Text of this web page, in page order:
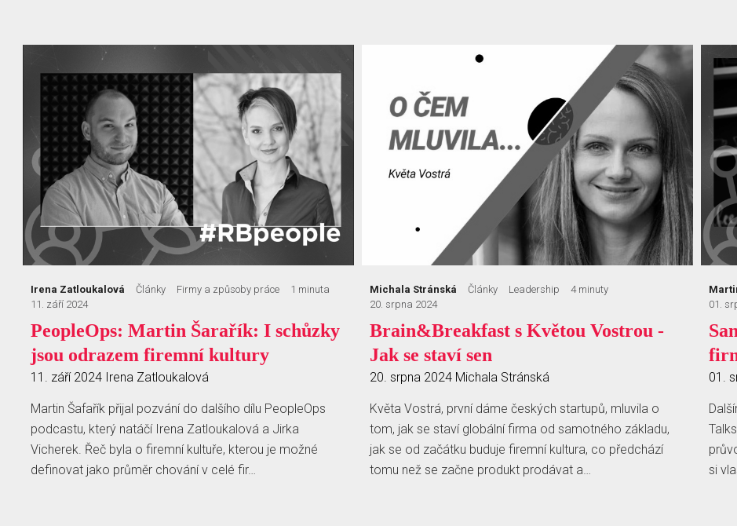
Irena Zatloukalová Články Firmy a způsoby práce
1 minuta
11. září 2024
PeopleOps: Martin Šarařík: I schůzky
jsou odrazem firemní kultury
11. září 2024 Irena Zatloukalová
Martin Šafařík přijal pozvání do dalšího dílu PeopleOps
podcastu, který natáčí Irena Zatloukalová a Jirka
Vicherek. Řeč byla o firemní kultuře, kterou je možné
definovat jako průměr chování v celé fir…
Michala Stránská Články Leadership
4 minuty
20. srpna 2024
Brain&Breakfast s Květou Vostrou -
Jak se staví sen
20. srpna 2024 Michala Stránská
Květa Vostrá, první dáme českých startupů, mluvila o
tom, jak se staví globální firma od samotného základu,
jak se od začátku buduje firemní kultura, co předchází
tomu než se začne produkt prodávat a…
01.
01.
si